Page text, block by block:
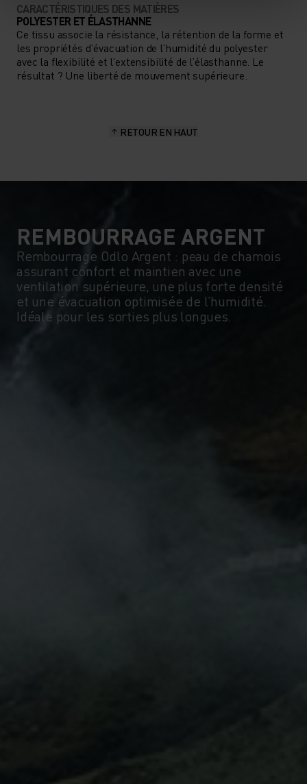
CARACTÉRISTIQUES DES MATIÈRES
POLYESTER ET ÉLASTHANNE
Ce tissu associe la résistance, la rétention de la forme et
les propriétés d’évacuation de l’humidité du polyester
avec la flexibilité et l’extensibilité de l’élasthanne. Le
résultat ? Une liberté de mouvement supérieure.
RETOUR EN HAUT
REMBOURRAGE ARGENT
Rembourrage Odlo Argent : peau de chamois
assurant confort et maintien avec une
ventilation supérieure, une plus forte densité
et une évacuation optimisée de l’humidité.
Idéale pour les sorties plus longues.